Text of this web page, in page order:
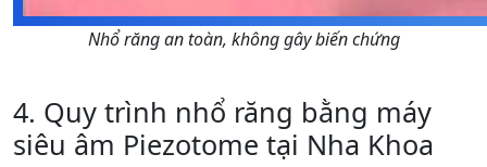
Nhổ răng an toàn, không gây biến chứng
4. Quy trình nhổ răng bằng máy
siêu âm Piezotome tại Nha Khoa